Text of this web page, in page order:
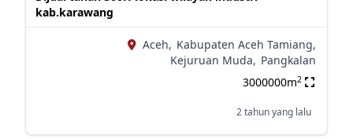
kab.karawang
Aceh, Kabupaten Aceh Tamiang,
Kejuruan Muda, Pangkalan
3000000m2
2 tahun yang lalu